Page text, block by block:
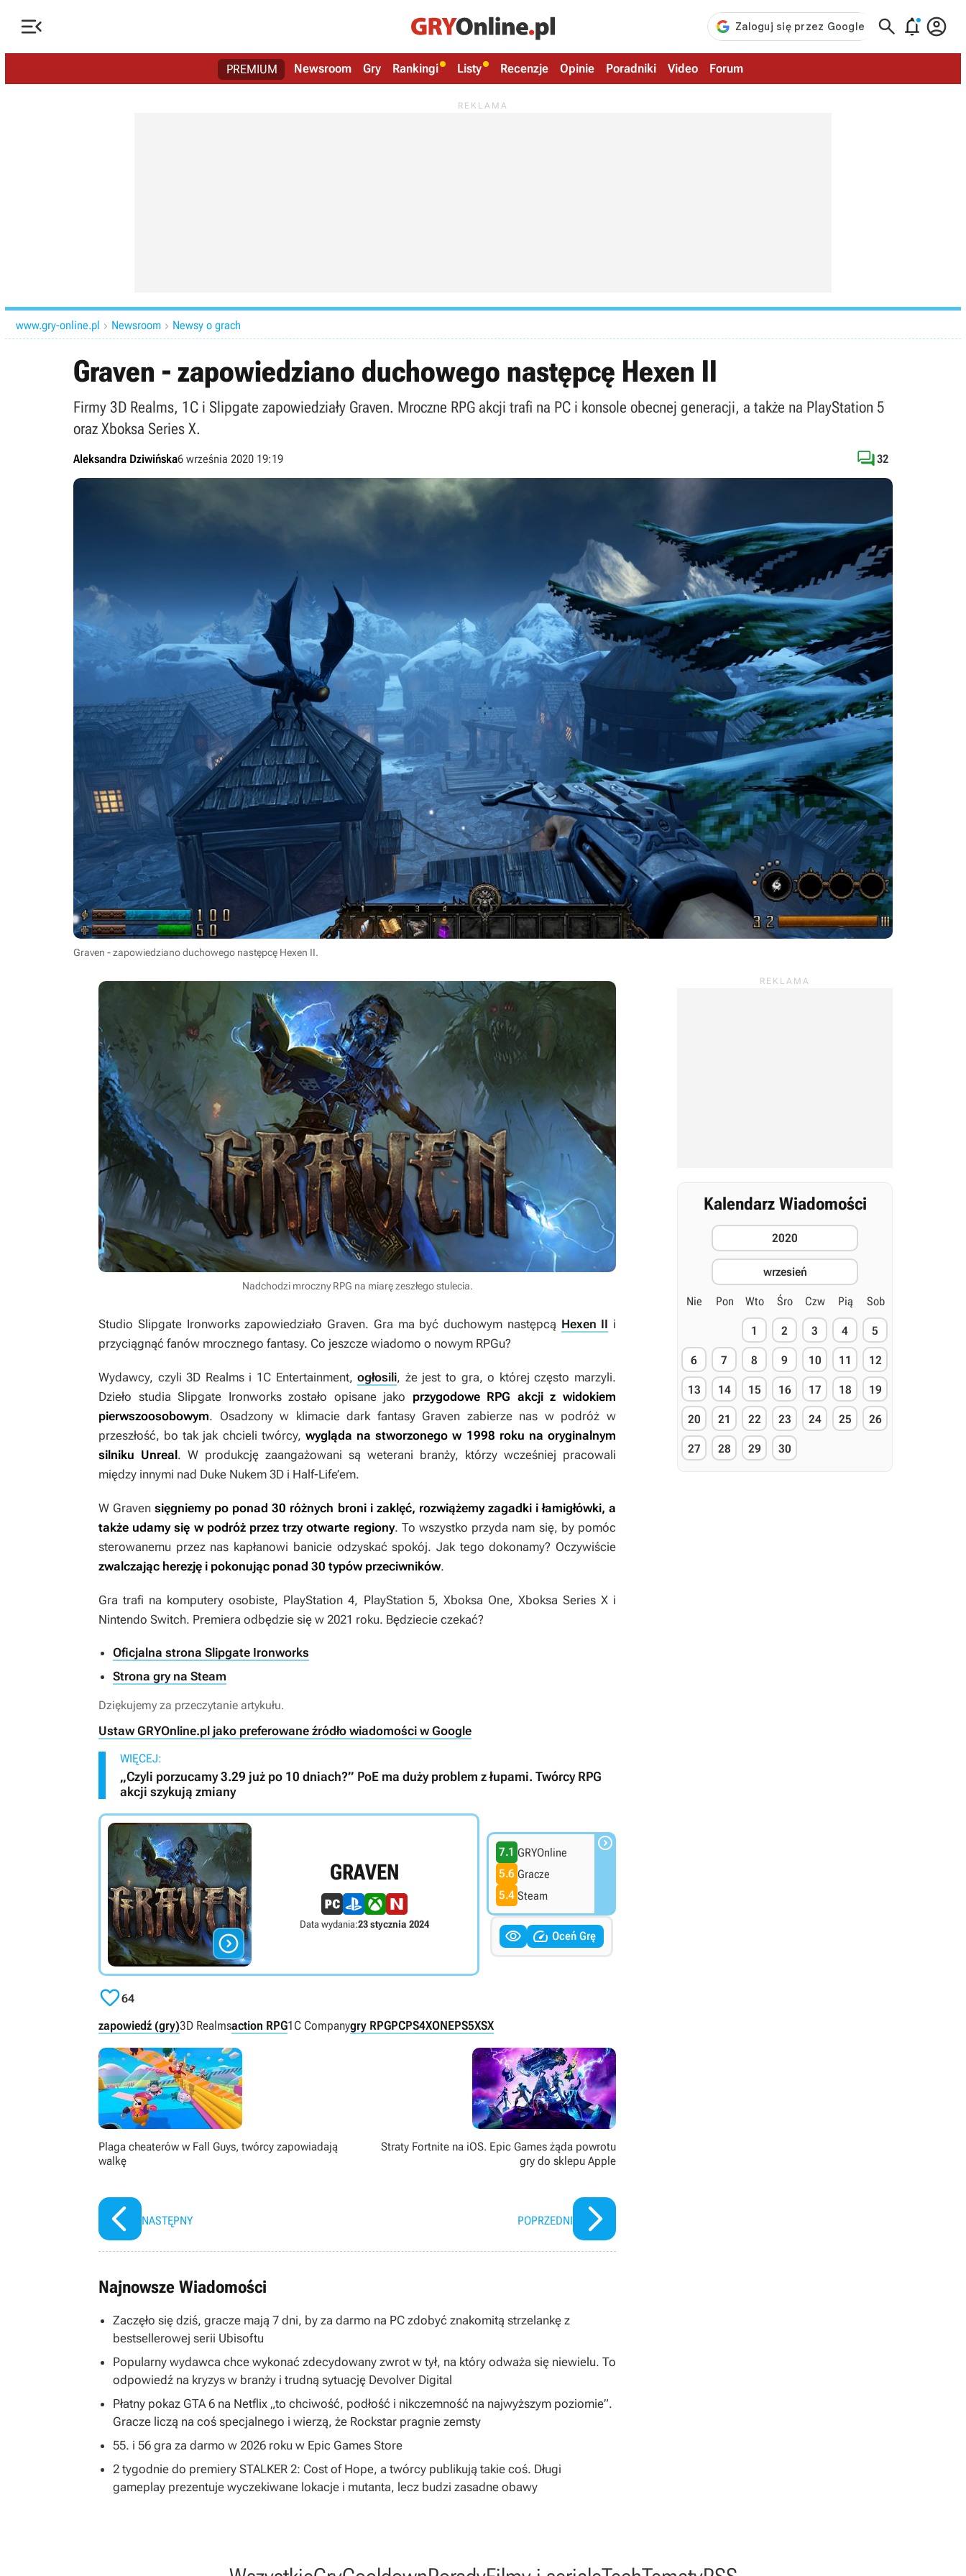
   
PREMIUM Newsroom Gry Rankingi Listy Recenzje Opinie Poradniki Video Forum
www.gry-online.pl  Newsroom  Newsy o grach
Graven - zapowiedziano duchowego następcę Hexen II
Firmy 3D Realms, 1C i Slipgate zapowiedziały Graven. Mroczne RPG akcji trafi na PC i konsole obecnej generacji, a także na PlayStation 5
oraz Xboksa Series X.
Aleksandra Dziwińska6 września 2020 19:19 32
Graven - zapowiedziano duchowego następcę Hexen II.
Nadchodzi mroczny RPG na miarę zeszłego stulecia.
Studio Slipgate Ironworks zapowiedziało Graven. Gra ma być duchowym następcą Hexen II i
przyciągnąć fanów mrocznego fantasy. Co jeszcze wiadomo o nowym RPGu?
Wydawcy, czyli 3D Realms i 1C Entertainment,ogłosili, że jest to gra, o której często marzyli.
Dzieło studia Slipgate Ironworks zostało opisane jako przygodowe RPG akcji z widokiem
pierwszoosobowym. Osadzony w klimacie dark fantasy Graven zabierze nas w podróż w
przeszłość, bo tak jak chcieli twórcy, wygląda na stworzonego w 1998 roku na oryginalnym
silniku Unreal. W produkcję zaangażowani są weterani branży, którzy wcześniej pracowali
między innymi nad Duke Nukem 3D i Half-Life’em.
W Gravensięgniemy po ponad 30 różnych broni i zaklęć, rozwiążemy zagadki i łamigłówki, a
także udamy się w podróż przez trzy otwarte regiony. To wszystko przyda nam się, by pomóc
sterowanemu przez nas kapłanowi banicie odzyskać spokój. Jak tego dokonamy? Oczywiście
zwalczając herezję i pokonując ponad 30 typów przeciwników.
Gra trafi na komputery osobiste, PlayStation 4, PlayStation 5, Xboksa One, Xboksa Series X i
Nintendo Switch. Premiera odbędzie się w 2021 roku. Będziecie czekać?
Oficjalna strona Slipgate Ironworks
Strona gry na Steam
Dziękujemy za przeczytanie artykułu.
Ustaw GRYOnline.pl jako preferowane źródło wiadomości w Google
WIĘCEJ:
„Czyli porzucamy 3.29 już po 10 dniach?” PoE ma duży problem z łupami. Twórcy RPG
akcji szykują zmiany

GRAVEN
Data wydania:23 stycznia 2024
7.1 GRYOnline
5.6 Gracze
5.4 Steam

  Oceń Grę
64
zapowiedź (gry)3D Realmsaction RPG1C Companygry RPGPCPS4XONEPS5XSX
Plaga cheaterów w Fall Guys, twórcy zapowiadają
walkę
NASTĘPNY
Straty Fortnite na iOS. Epic Games żąda powrotu
gry do sklepu Apple
POPRZEDNI
Najnowsze Wiadomości
Zaczęło się dziś, gracze mają 7 dni, by za darmo na PC zdobyć znakomitą strzelankę z
bestsellerowej serii Ubisoftu
Popularny wydawca chce wykonać zdecydowany zwrot w tył, na który odważa się niewielu. To
odpowiedź na kryzys w branży i trudną sytuację Devolver Digital
Płatny pokaz GTA 6 na Netflix „to chciwość, podłość i nikczemność na najwyższym poziomie”.
Gracze liczą na coś specjalnego i wierzą, że Rockstar pragnie zemsty
55. i 56 gra za darmo w 2026 roku w Epic Games Store
2 tygodnie do premiery STALKER 2: Cost of Hope, a twórcy publikują takie coś. Długi
gameplay prezentuje wyczekiwane lokacje i mutanta, lecz budzi zasadne obawy
Kalendarz Wiadomości
2020
wrzesień
Nie Pon Wto Śro Czw Pią Sob
1 2 3 4 5
6 7 8 9 10 11 12
13 14 15 16 17 18 19
20 21 22 23 24 25 26
27 28 29 30